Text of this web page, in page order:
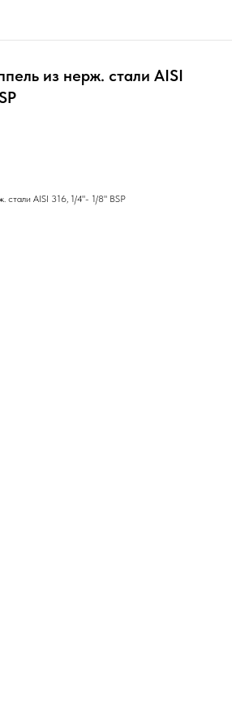
из нерж. стали AISI
стали AISI 316, 1/4"- 1/8" BSP